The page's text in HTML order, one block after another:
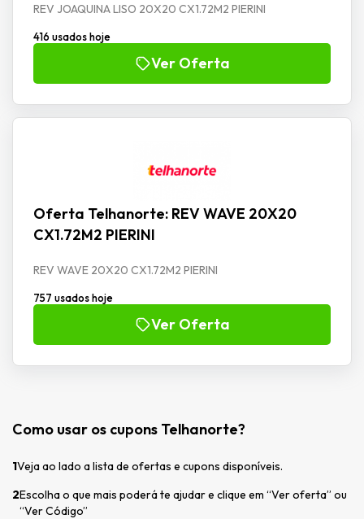
REV JOAQUINA LISO 20X20 CX1.72M2 PIERINI
416 usados hoje
Ver Oferta
Oferta Telhanorte: REV WAVE 20X20
CX1.72M2 PIERINI
REV WAVE 20X20 CX1.72M2 PIERINI
757 usados hoje
Ver Oferta
Como usar os cupons Telhanorte?
1Veja ao lado a lista de ofertas e cupons disponíveis.
2Escolha o que mais poderá te ajudar e clique em “Ver oferta” ou
“Ver Código”